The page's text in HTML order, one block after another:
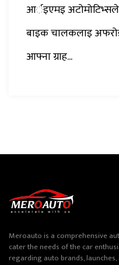
आर्इएमइ
बाइक चालकलाइ
आफ्ना ग्राह...
Meroauto is a comprehensive
cater the needs of the car
regarding auto brands, launches,